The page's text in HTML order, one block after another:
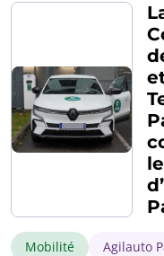
Mobilité Agilauto